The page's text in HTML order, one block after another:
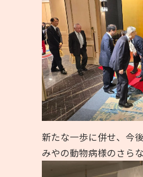
新たな一歩に併せ、 今
みやの動物病様のさら